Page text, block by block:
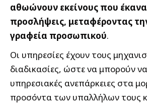
αθωώνουν εκείνους που
προσλήψεις, μεταφέροντας
γραφεία προσωπικού.
Οι υπηρεσίες έχουν τους
διαδικασίες, ώστε να μπορούν
υπηρεσιακές ανεπάρκειες στα
προσόντα των υπαλλήλων τους